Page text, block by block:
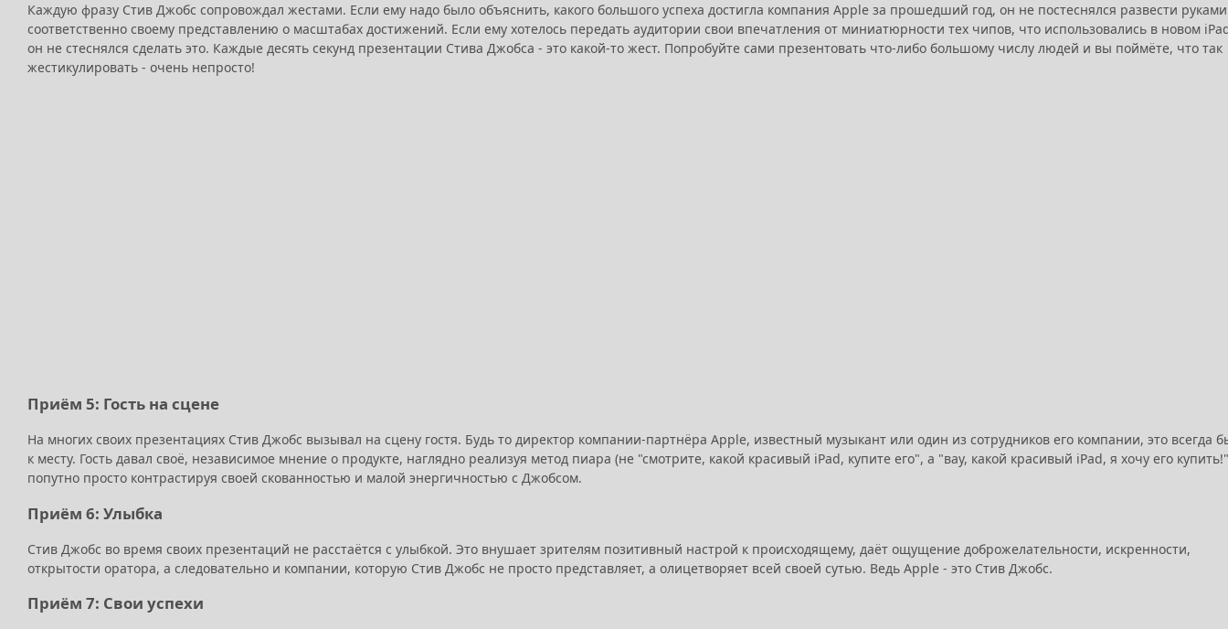
Каждую фразу Стив Джобс сопровождал жестами. Если ему надо было объяснить, какого большого успеха достигла компания Apple за прошедший год, он не постеснялся развести руками
соответственно своему представлению о масштабах достижений. Если ему хотелось передать аудитории свои впечатления от миниатюрности тех чипов, что использовались в новом
он не стеснялся сделать это. Каждые десять секунд презентации Стива Джобса - это какой-то жест. Попробуйте сами презентовать что-либо большому числу людей и вы поймёте, что так
жестикулировать - очень непросто!
Приём 5: Гость на сцене
На многих своих презентациях Стив Джобс вызывал на сцену гостя. Будь то директор компании-партнёра Apple, известный музыкант или один из сотрудников его компании, это всегда
к месту. Гость давал своё, независимое мнение о продукте, наглядно реализуя метод пиара (не "смотрите, какой красивый iPad, купите его", а "вау, какой красивый iPad, я хочу его
попутно просто контрастируя своей скованностью и малой энергичностью с Джобсом.
Приём 6: Улыбка
Стив Джобс во время своих презентаций не расстаётся с улыбкой. Это внушает зрителям позитивный настрой к происходящему, даёт ощущение доброжелательности, искренности,
открытости оратора, а следовательно и компании, которую Стив Джобс не просто представляет, а олицетворяет всей своей сутью. Ведь Apple - это Стив Джобс.
Приём 7: Свои успехи